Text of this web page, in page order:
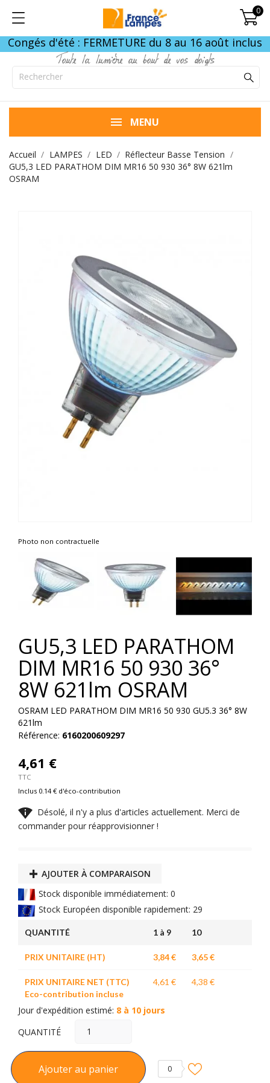
0
Congés d'été : FERMETURE du 8 au 16 août inclus
Toute la lumière au bout de vos doigts
MENU
Accueil LAMPES LED
Réflecteur Basse Tension
GU5,3 LED PARATHOM DIM MR16 50 930 36° 8W 621lm
OSRAM
Photo non contractuelle
GU5,3 LED PARATHOM
DIM MR16 50 930 36°
8W 621lm OSRAM
OSRAM LED PARATHOM DIM MR16 50 930 GU5.3 36° 8W
621lm
Référence: 6160200609297
4,61 €
TTC
Inclus 0.14 € d'éco-contribution
 Désolé, il n'y a plus d'articles actuellement. Merci de
commander pour réapprovisionner !
AJOUTER À COMPARAISON
Stock disponible immédiatement: 0
Stock Européen disponible rapidement: 29
QUANTITÉ 1 à 9 10
PRIX UNITAIRE (HT) 3,84 € 3,65 €
PRIX UNITAIRE NET (TTC)
Eco-contribution incluse
4,61 € 4,38 €
Jour d'expédition estimé: 8 à 10 jours
QUANTITÉ
Ajouter au panier 0